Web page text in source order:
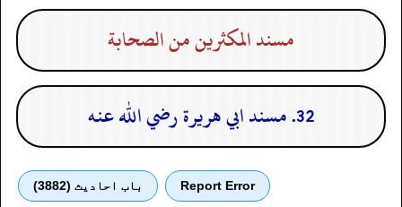
مسند المكثرين من الصحابة
32. مسند ابي هريرة رضي الله عنه
Report Error باب احادیث (3882)